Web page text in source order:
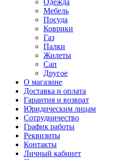
Одежда
Мебель
Посуда
Коврики
Газ
Палки
Жилеты
Сап
Другое
О магазине
Доставка и оплата
Гарантия и возврат
Юридическим лицам
Сотрудничество
График работы
Реквизиты
Контакты
Личный кабинет